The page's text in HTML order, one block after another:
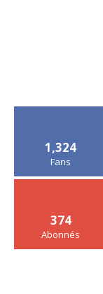
1,324
Fans
374
Abonnés